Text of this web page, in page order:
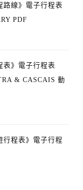
路線》電子行程表
PDF
表》電子行程表
& CASCAIS 動
行程表》電子行程